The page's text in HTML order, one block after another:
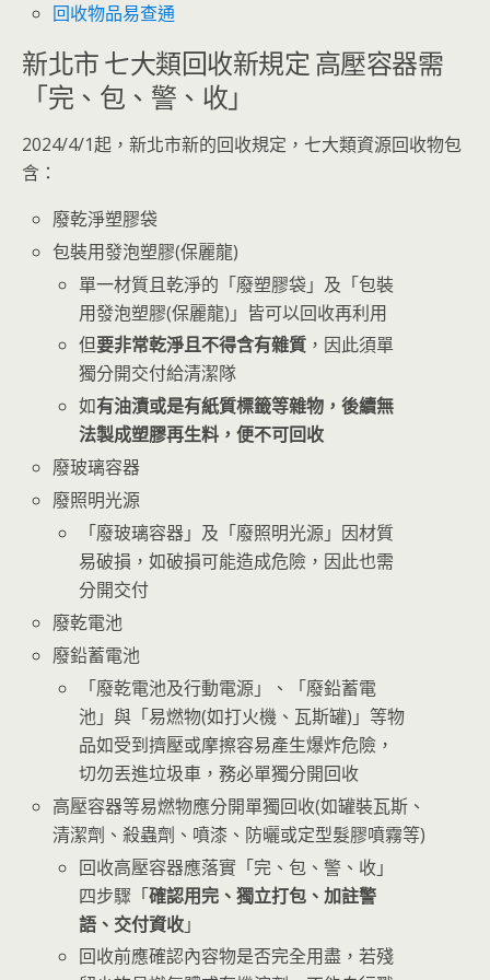
回收物品易查通
新北市 七大類回收新規定 高壓容器需
「完、包、警、收」
2024/4/1起，新北市新的回收規定，七大類資源回收物包
含：
廢乾淨塑膠袋
包裝用發泡塑膠(保麗龍)
單一材質且乾淨的「廢塑膠袋」及「包裝
用發泡塑膠(保麗龍)」皆可以回收再利用
但要非常乾淨且不得含有雜質 ，因此須單
獨分開交付給清潔隊
如有油漬或是有紙質標籤等雜物，後續無
法製成塑膠再生料，便不可回收
廢玻璃容器
廢照明光源
「廢玻璃容器」及「廢照明光源」因材質
易破損，如破損可能造成危險，因此也需
分開交付
廢乾電池
廢鉛蓄電池
「廢乾電池及行動電源」、「廢鉛蓄電
池」與「易燃物(如打火機、瓦斯罐)」等物
品如受到擠壓或摩擦容易產生爆炸危險，
切勿丟進垃圾車，務必單獨分開回收
高壓容器等易燃物應分開單獨回收(如罐裝瓦斯、
清潔劑、殺蟲劑、噴漆、防曬或定型髮膠噴霧等)
回收高壓容器應落實「完、包、警、收」
四步驟「確認用完、獨立打包、加註警
語、交付資收」
回收前應確認內容物是否完全用盡，若殘